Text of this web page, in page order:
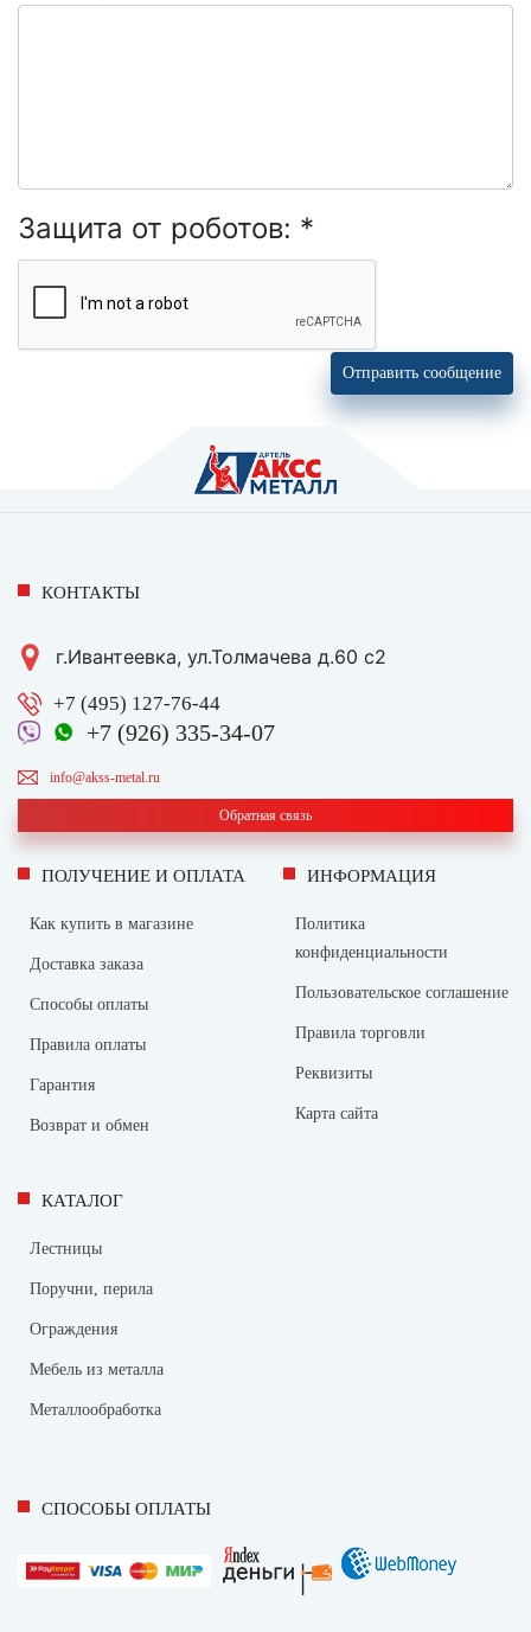
Защита от роботов: *
КОНТАКТЫ
г.Ивантеевка, ул.Толмачева д.60 с2
+7 (495) 127-76-44
+7 (926) 335-34-07
info@akss-metal.ru
Обратная связь
ПОЛУЧЕНИЕ И ОПЛАТА
Как купить в магазине
Доставка заказа
Способы оплаты
Правила оплаты
Гарантия
Возврат и обмен
ИНФОРМАЦИЯ
Политика
конфиденциальности
Пользовательское соглашение
Правила торговли
Реквизиты
Карта сайта
КАТАЛОГ
Лестницы
Поручни, перила
Ограждения
Мебель из металла
Металлообработка
СПОСОБЫ ОПЛАТЫ